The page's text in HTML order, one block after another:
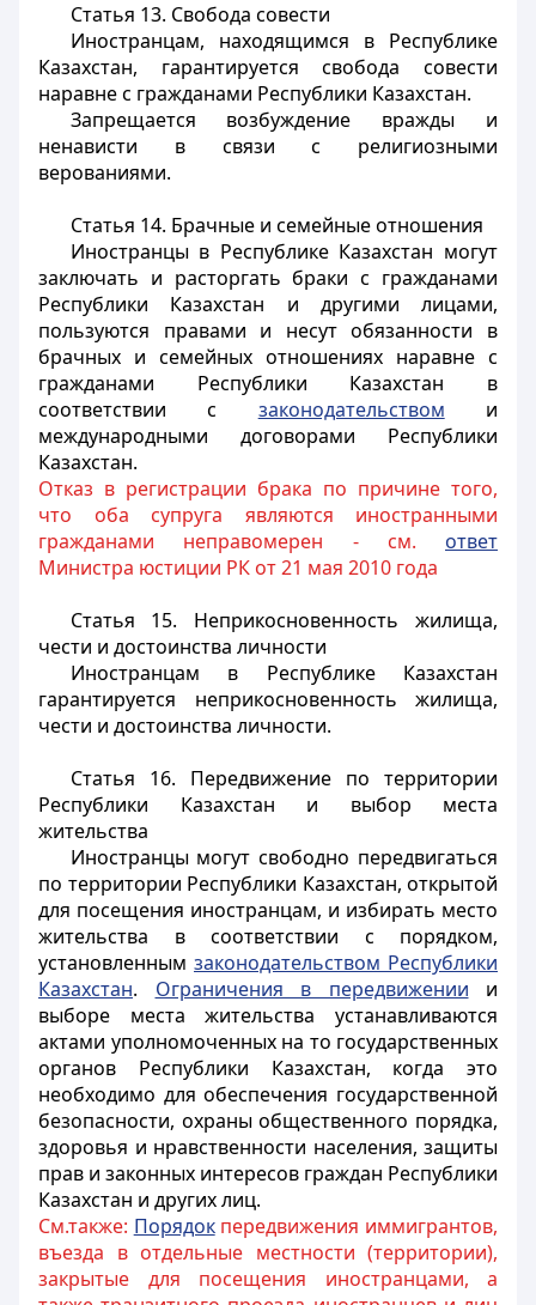
Статья 13. Свобода совести
Иностранцам, находящимся в Республике
Казахстан, гарантируется свобода совести
наравне с гражданами Республики Казахстан.
Запрещается возбуждение вражды и
ненависти в связи с религиозными
верованиями.
Статья 14. Брачные и семейные отношения
Иностранцы в Республике Казахстан могут
заключать и расторгать браки с гражданами
Республики Казахстан и другими лицами,
пользуются правами и несут обязанности в
брачных и семейных отношениях наравне с
гражданами Республики Казахстан в
соответствии с законодательством и
международными договорами Республики
Казахстан.
Отказ в регистрации брака по причине того,
что оба супруга являются иностранными
гражданами неправомерен - см. ответ
Министра юстиции РК от 21 мая 2010 года
Статья 15. Неприкосновенность жилища,
чести и достоинства личности
Иностранцам в Республике Казахстан
гарантируется неприкосновенность жилища,
чести и достоинства личности.
Статья 16. Передвижение по территории
Республики Казахстан и выбор места
жительства
Иностранцымогут свободно передвигаться
по территории Республики Казахстан, открытой
для посещения иностранцам, и избирать место
жительства в соответствии с порядком,
установленным законодательством Республики
Казахстан. Ограничения в передвижении и
выборе места жительства устанавливаются
актами уполномоченных на то государственных
органов Республики Казахстан, когда это
необходимо для обеспечения государственной
безопасности, охраны общественного порядка,
здоровья и нравственности населения, защиты
прав и законных интересов граждан Республики
Казахстан и других лиц.
См.также: Порядокпередвижения иммигрантов,
въезда в отдельные местности (территории),
закрытые для посещения иностранцами, а